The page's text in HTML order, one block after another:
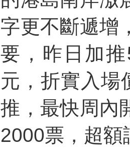
字更不斷遞增
要，昨日加
元，折實入場
推，最快周內
2000票，超額